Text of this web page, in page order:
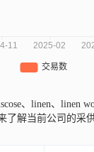
、linen、linen
解当前公司的采